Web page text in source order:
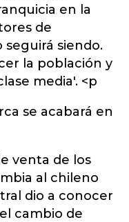
en la
de
siendo.
la población y
media'. <p
se acabará en
venta de los
al chileno
dio a conocer
cambio de